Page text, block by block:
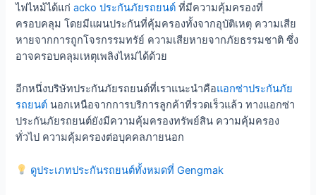
ไฟไหม้ได้แก่acko ประกันภัยรถยนต์ ที่มีความคุ้มครองที่
ครอบคลุม โดยมีแผนประกันที่คุ้มครองทั้งจากอุบัติเหตุ ความเสีย
หายจากการถูกโจรกรรมทรัย์ ความเสียหายจากภัยธรรมชาติ ซึ่ง
อาจครอบคลุมเหตุเพลิงไหม่ได้ด้วย
อีกหนึ่งบริษัทประกันภัยรถยนต์ที่เราแนะนำคือแอกซ่าประกันภัย
รถยนต์ นอกเหนือจากการบริการลูกค้าที่รวดเร็วแล้ว ทางแอกซ่า
ประกันภัยรถยนต์ยังมีความคุ้มครองทรัพย์สิน ความคุ้มครอง
ทั่วไป ความคุ้มครองต่อบุคคลภายนอก
ดูประเภทประกันรถยนต์ทั้งหมดที่ Gengmak